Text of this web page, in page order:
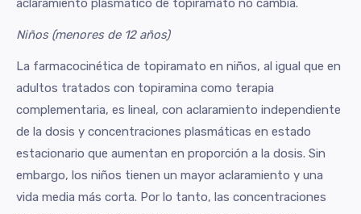
aclaramiento plasmático de topiramato no cambia.
Niños (menores de 12 años)
La farmacocinética de topiramato en niños, al igual que en
adultos tratados con topiramina como terapia
complementaria, es lineal, con aclaramiento independiente
de la dosis y concentraciones plasmáticas en estado
estacionario que aumentan en proporción a la dosis. Sin
embargo, los niños tienen un mayor aclaramiento y una
vida media más corta. Por lo tanto, las concentraciones